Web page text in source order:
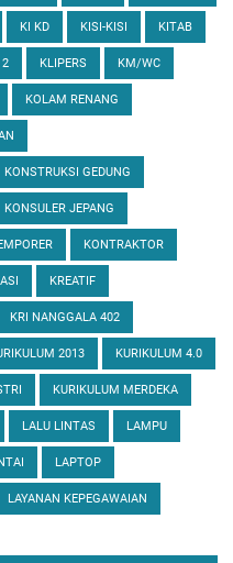
KI KD KISI-KISI KITAB
2 KLIPERS KM/WC
KOLAM RENANG
KONSTRUKSI GEDUNG
KONSULER JEPANG
KONTRAKTOR
KREATIF
KRI NANGGALA 402
2013 KURIKULUM 4.0
KURIKULUM MERDEKA
LALU LINTAS LAMPU
LAPTOP
LAYANAN KEPEGAWAIAN